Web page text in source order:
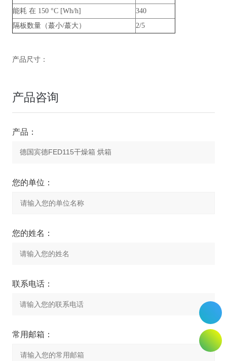
能耗 在 150 °C [Wh/h]
340
隔板数量（蕞小/蕞大）
2/5
产品尺寸：
产品咨询
产品：
您的单位：
您的姓名：
联系电话：
常用邮箱：